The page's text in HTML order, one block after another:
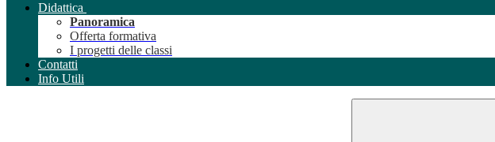
Didattica
Panoramica
Offerta formativa
I progetti delle classi
Contatti
Info Utili